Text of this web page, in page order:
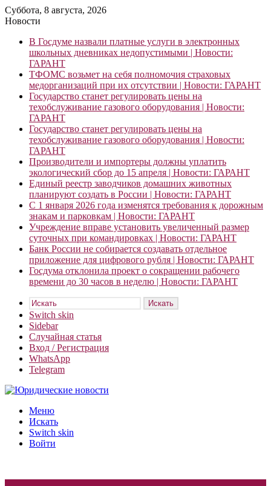
Суббота, 8 августа, 2026
Новости
В Госдуме назвали платные услуги в электронных
школьных дневниках недопустимыми | Новости:
ГАРАНТ
ТФОМС возьмет на себя полномочия страховых
медорганизаций при их отсутствии | Новости: ГАРАНТ
Государство станет регулировать цены на
техобслуживание газового оборудования | Новости:
ГАРАНТ
Государство станет регулировать цены на
техобслуживание газового оборудования | Новости:
ГАРАНТ
Производители и импортеры должны уплатить
экологический сбор до 15 апреля | Новости: ГАРАНТ
Единый реестр заводчиков домашних животных
планируют создать в России | Новости: ГАРАНТ
С 1 января 2026 года изменятся требования к дорожным
знакам и парковкам | Новости: ГАРАНТ
Учреждение вправе установить увеличенный размер
суточных при командировках | Новости: ГАРАНТ
Банк России не собирается создавать отдельное
приложение для цифрового рубля | Новости: ГАРАНТ
Госдума отклонила проект о сокращении рабочего
времени до 30 часов в неделю | Новости: ГАРАНТ
Искать
Switch skin
Sidebar
Случайная статья
Вход / Регистрация
WhatsApp
Telegram
Меню
Искать
Switch skin
Войти